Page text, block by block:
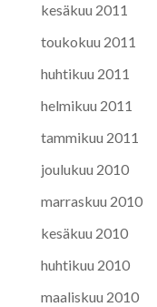
kesäkuu 2011
toukokuu 2011
huhtikuu 2011
helmikuu 2011
tammikuu 2011
joulukuu 2010
marraskuu 2010
kesäkuu 2010
huhtikuu 2010
maaliskuu 2010